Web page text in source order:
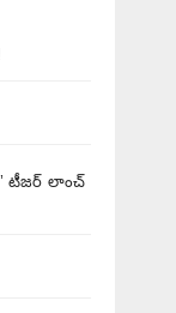
టీజర్ లాంచ్